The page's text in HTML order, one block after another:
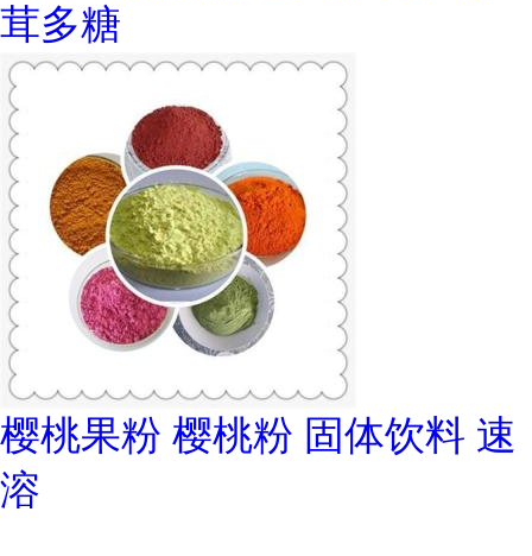
茸多糖
樱桃果粉 樱桃粉 固体饮料 速
溶